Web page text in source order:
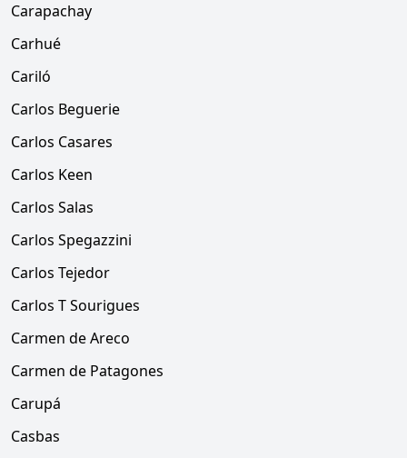
Carapachay
Carhué
Cariló
Carlos Beguerie
Carlos Casares
Carlos Keen
Carlos Salas
Carlos Spegazzini
Carlos Tejedor
Carlos T Sourigues
Carmen de Areco
Carmen de Patagones
Carupá
Casbas